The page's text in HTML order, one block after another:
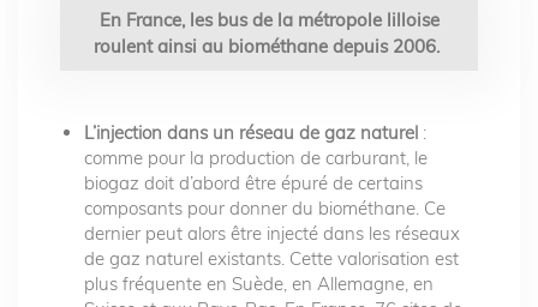
En France, les bus de la métropole lilloise
roulent ainsi au biométhane depuis 2006.
L’injection dans un réseau de gaz naturel :
comme pour la production de carburant, le
biogaz doit d’abord être épuré de certains
composants pour donner du biométhane. Ce
dernier peut alors être injecté dans les réseaux
de gaz naturel existants. Cette valorisation est
plus fréquente en Suède, en Allemagne, en